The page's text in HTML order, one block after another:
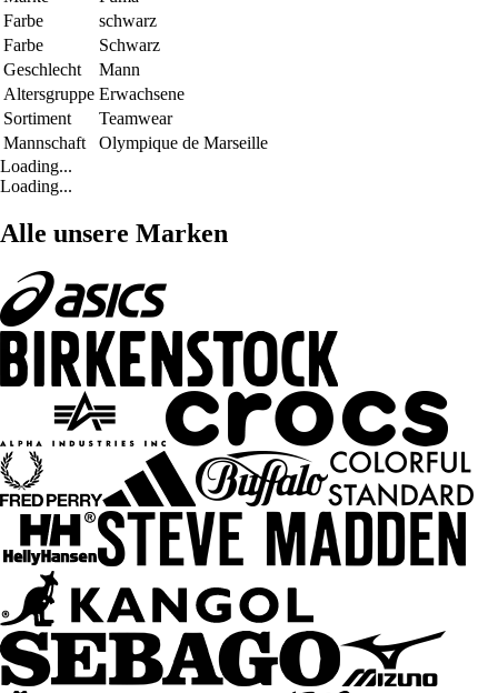
Farbe
schwarz
Farbe
Schwarz
Geschlecht
Mann
Altersgruppe Erwachsene
Sortiment
Teamwear
Mannschaft
Olympique de Marseille
Loading...
Loading...
Alle unsere Marken